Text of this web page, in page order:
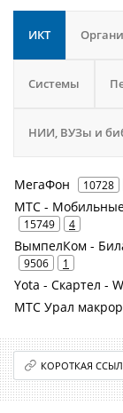
ИКТ
Системы
НИИ, ВУЗы и
МегаФон 10728
МТС - Мобильные
15749 4
ВымпелКом -
9506 1
Yota - Скартел -
МТС Урал
КОРОТКАЯ